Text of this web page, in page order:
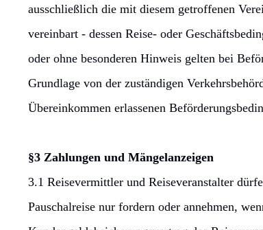
ausschließlich die mit diesem getroffenen
vereinbart - dessen Reise- oder
oder ohne besonderen Hinweis gelten bei
Grundlage von der zuständigen
Übereinkommen erlassenen
§3 Zahlungen und Mängelanzeigen
3.1 Reisevermittler und Reiseveranstalter
Pauschalreise nur fordern oder annehmen,